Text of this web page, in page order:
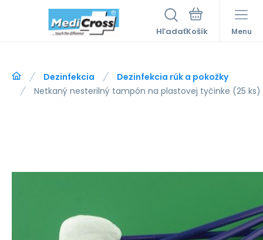
Hľadať Menu
Dezinfekcia
Dezinfekcia rúk a pokožky
Netkaný nesterilný tampón na plastovej tyčinke (25 ks)